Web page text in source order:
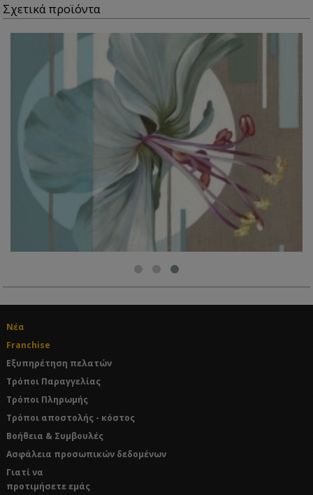
Σχετικά προϊόντα
Νέα
Franchise
Εξυπηρέτηση πελατών
Τρόποι Παραγγελίας
Τρόποι Πληρωμής
Τρόποι αποστολής - κόστος
Βοήθεια & Συμβουλές
Ασφάλεια προσωπικών δεδομένων
Γιατί να
προτιμήσετε εμάς